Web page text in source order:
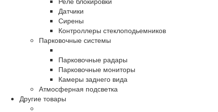
Датчики
Сирены
Контроллеры стеклоподьемников
Парковочные системы
Парковочные радары
Парковочные мониторы
Камеры заднего вида
Атмосферная подсветка
Другие товары